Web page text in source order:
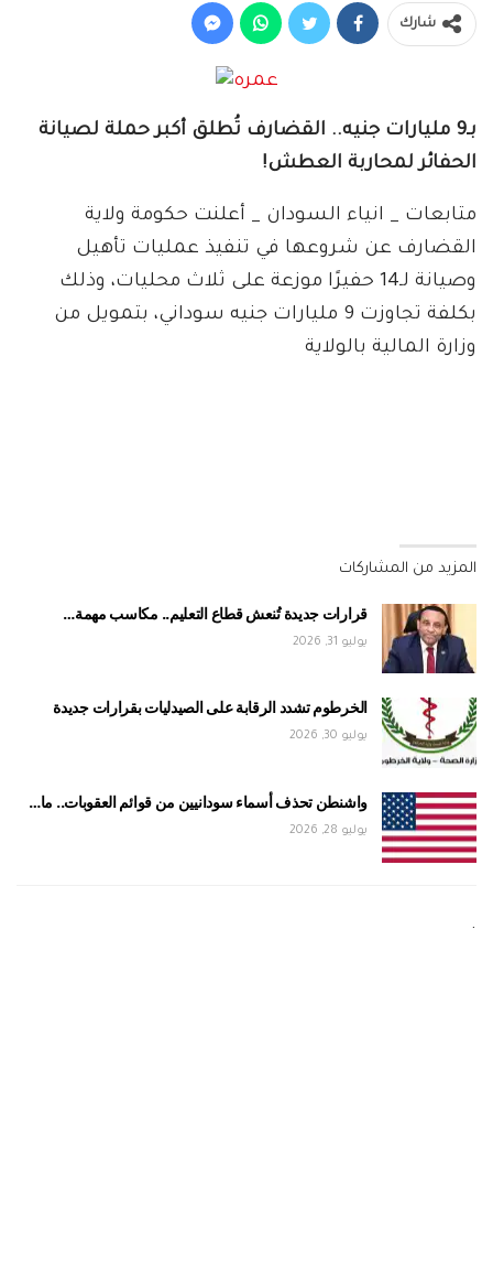
شارك
بـ9 مليارات جنيه.. القضارف تُطلق أكبر حملة لصيانة
الحفائر لمحاربة العطش!
متابعات _ انياء السودان _ أعلنت حكومة ولاية
القضارف عن شروعها في تنفيذ عمليات تأهيل
وصيانة لـ14 حفيرًا موزعة على ثلاث محليات، وذلك
بكلفة تجاوزت 9 مليارات جنيه سوداني، بتمويل من
وزارة المالية بالولاية
المزيد من المشاركات
قرارات جديدة تُنعش قطاع التعليم.. مكاسب مهمة…
يوليو 31, 2026
الخرطوم تشدد الرقابة على الصيدليات بقرارات جديدة
يوليو 30, 2026
واشنطن تحذف أسماء سودانيين من قوائم العقوبات.. ما…
يوليو 28, 2026
.